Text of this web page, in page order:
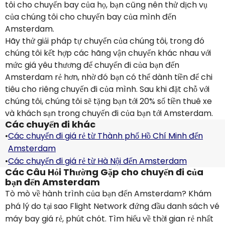
tôi cho chuyến bay của họ, bạn cũng nên thử dịch vụ
của chúng tôi cho chuyến bay của mình đến
Amsterdam.
Hãy thử giải pháp tự chuyển của chúng tôi, trong đó
chúng tôi kết hợp các hãng vận chuyển khác nhau với
mức giá yêu thương để chuyến đi của bạn đến
Amsterdam rẻ hơn, nhờ đó bạn có thể dành tiền để chi
tiêu cho riêng chuyến đi của mình. Sau khi đặt chỗ với
chúng tôi, chúng tôi sẽ tặng bạn tới 20% số tiền thuê xe
và khách sạn trong chuyến đi của bạn tới Amsterdam.
Các chuyến đi khác
•Các chuyến đi giá rẻ từ Thành phố Hồ Chí Minh đến
Amsterdam
•Các chuyến đi giá rẻ từ Hà Nội đến Amsterdam
Các Câu Hỏi Thường Gặp cho chuyến đi của
bạn đến Amsterdam
Tò mò về hành trình của bạn đến Amsterdam? Khám
phá lý do tại sao Flight Network đứng đầu danh sách vé
máy bay giá rẻ, phút chót. Tìm hiểu về thời gian rẻ nhất